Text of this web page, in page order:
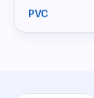
PVC